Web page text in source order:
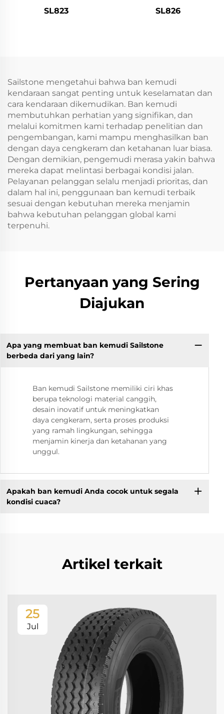
SL823 SL826
Sailstone mengetahui bahwa ban kemudi
kendaraan sangat penting untuk keselamatan dan
cara kendaraan dikemudikan. Ban kemudi
membutuhkan perhatian yang signifikan, dan
melalui komitmen kami terhadap penelitian dan
pengembangan, kami mampu menghasilkan ban
dengan daya cengkeram dan ketahanan luar biasa.
Dengan demikian, pengemudi merasa yakin bahwa
mereka dapat melintasi berbagai kondisi jalan.
Pelayanan pelanggan selalu menjadi prioritas, dan
dalam hal ini, penggunaan ban kemudi terbaik
sesuai dengan kebutuhan mereka menjamin
bahwa kebutuhan pelanggan global kami
terpenuhi.
Pertanyaan yang Sering
Diajukan
Apa yang membuat ban kemudi Sailstone
berbeda dari yang lain?
Ban kemudi Sailstone memiliki ciri khas
berupa teknologi material canggih,
desain inovatif untuk meningkatkan
daya cengkeram, serta proses produksi
yang ramah lingkungan, sehingga
menjamin kinerja dan ketahanan yang
unggul.
Apakah ban kemudi Anda cocok untuk segala
kondisi cuaca?
Artikel terkait
25
Jul